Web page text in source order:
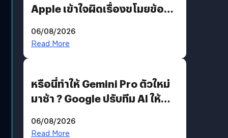
Apple เข้าใจผิดเรื่องขโมยข้อมูล
06/08/2026
Read More
หรือนี่ทำให้ Gemini Pro ตัวใหม่
มาช้า ? Google ปรับทีม AI ให้
AGI
06/08/2026
Read More